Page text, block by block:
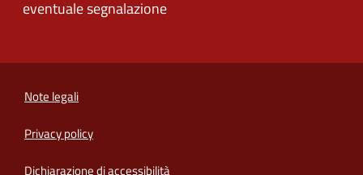
eventuale segnalazione
Note legali
Privacy policy
Dichiarazione di accessibilità